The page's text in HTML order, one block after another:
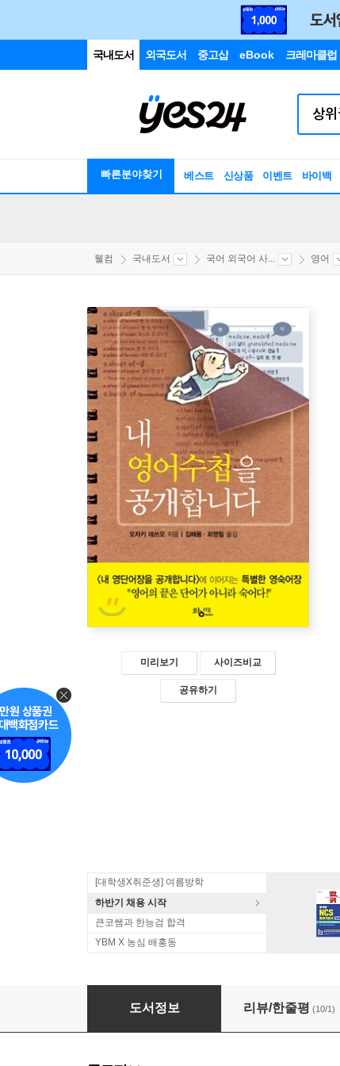
국내도서 외국도서 중고샵 eBook 크레마클럽
빠른분야찾기 베스트 신상품 이벤트 바이백
웰컴 국내도서 국어 외국어 사... 영어
미리보기 사이즈비교
공유하기
[대학생X취준생] 여름방학
하반기 채용 시작
큰코쌤과 한능검 합격
YBM X 농심 배홍동
내 영어수첩을 공개합니다
도서정보 리뷰/한줄평 (10/1)